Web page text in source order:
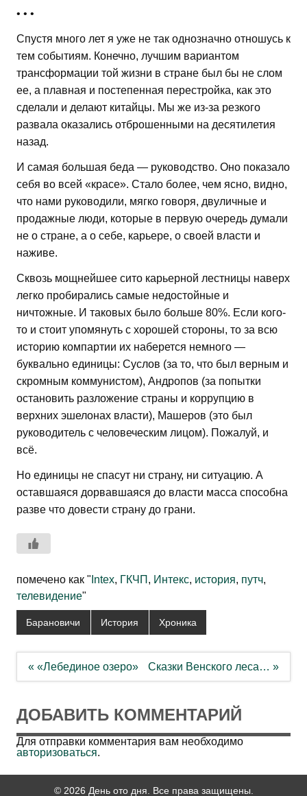
• • •
Спустя много лет я уже не так однозначно отношусь к
тем событиям. Конечно, лучшим вариантом
трансформации той жизни в стране был бы не слом
ее, а плавная и постепенная перестройка, как это
сделали и делают китайцы. Мы же из-за резкого
развала оказались отброшенными на десятилетия
назад.
И самая большая беда — руководство. Оно показало
себя во всей «красе». Стало более, чем ясно, видно,
что нами руководили, мягко говоря, двуличные и
продажные люди, которые в первую очередь думали
не о стране, а о себе, карьере, о своей власти и
наживе.
Сквозь мощнейшее сито карьерной лестницы наверх
легко пробирались самые недостойные и
ничтожные. И таковых было больше 80%. Если кого-
то и стоит упомянуть с хорошей стороны, то за всю
историю компартии их наберется немного —
буквально единицы: Суслов (за то, что был верным и
скромным коммунистом), Андропов (за попытки
остановить разложение страны и коррупцию в
верхних эшелонах власти), Машеров (это был
руководитель с человеческим лицом). Пожалуй, и
всё.
Но единицы не спасут ни страну, ни ситуацию. А
оставшаяся дорвавшаяся до власти масса способна
разве что довести страну до грани.
помечено как " Intex, ГКЧП , Интекс, история, путч,
телевидение"
Барановичи История Хроника
Навигация
« «Лебединое озеро» Сказки Венского леса… »
ДОБАВИТЬ КОММЕНТАРИЙ
Для отправки комментария вам необходимо
авторизоваться.
© 2026 День ото дня. Все права защищены.